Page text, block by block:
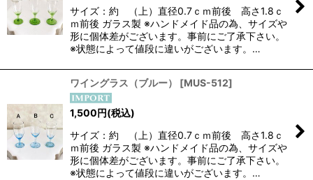
サイズ：約 （上）直径0.7ｃｍ前後 高さ1.8ｃ
ｍ前後 ガラス製 ※ハンドメイド品の為、サイズや
形に個体差がございます。事前にご了承下さい。
※状態によって値段に違いがございます。…
ワイングラス（ブルー） [MUS-512]
1,500 円(税込)
サイズ：約 （上）直径0.7ｃｍ前後 高さ1.8ｃ
ｍ前後 ガラス製 ※ハンドメイド品の為、サイズや
形に個体差がございます。事前にご了承下さい。
※状態によって値段に違いがございます。…